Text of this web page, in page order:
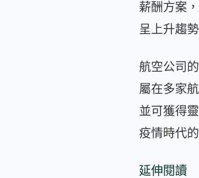
薪酬方案
呈上升趨
航空公司
屬在多家
並可獲得
疫情時代
延伸閱讀